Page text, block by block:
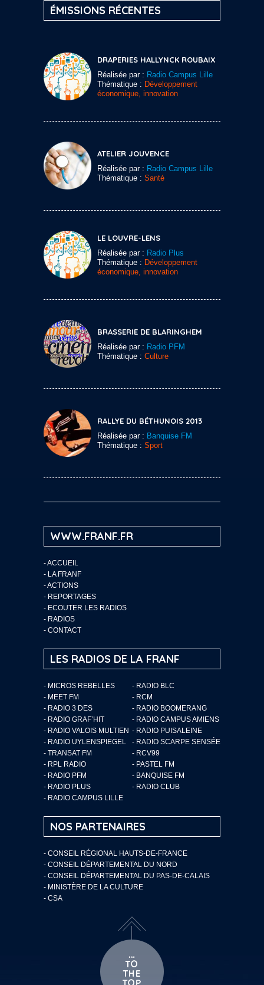
ÉMISSIONS RÉCENTES
DRAPERIES HALLYNCK ROUBAIX
Réalisée par : Radio Campus Lille
Thématique : Développement
économique, innovation
ATELIER JOUVENCE
Réalisée par : Radio Campus Lille
Thématique : Santé
LE LOUVRE-LENS
Réalisée par : Radio Plus
Thématique : Développement
économique, innovation
BRASSERIE DE BLARINGHEM
Réalisée par : Radio PFM
Thématique : Culture
RALLYE DU BÉTHUNOIS 2013
Réalisée par : Banquise FM
Thématique : Sport
WWW.FRANF.FR
-ACCUEIL
- LA FRANF
-ACTIONS
- REPORTAGES
- ECOUTER LES RADIOS
- RADIOS
- CONTACT
LES RADIOS DE LA FRANF
- MICROS REBELLES
- RADIO BLC
- MEET FM
- RCM
- RADIO 3 DES
- RADIO BOOMERANG
- RADIO GRAF’HIT
- RADIO CAMPUS AMIENS
- RADIO VALOIS MULTIEN - RADIO PUISALEINE
- RADIO UYLENSPIEGEL
- RADIO SCARPE SENSÉE
- TRANSAT FM
- RCV99
- RPL RADIO
- PASTEL FM
- RADIO PFM
- BANQUISE FM
- RADIO PLUS
- RADIO CLUB
- RADIO CAMPUS LILLE
NOS PARTENAIRES
- CONSEIL RÉGIONAL HAUTS-DE-FRANCE
- CONSEIL DÉPARTEMENTAL DU NORD
- CONSEIL DÉPARTEMENTAL DU PAS-DE-CALAIS
- MINISTÈRE DE LA CULTURE
- CSA